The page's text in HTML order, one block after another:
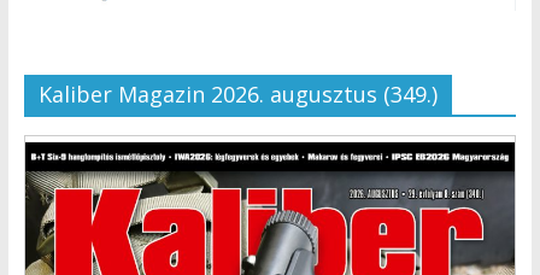
Kaliber Magazin 2026. augusztus (349.)